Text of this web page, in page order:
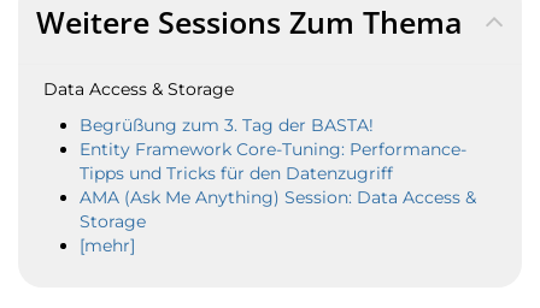
Weitere Sessions Zum Thema
Data Access & Storage
Begrüßung zum 3. Tag der BASTA!
Entity Framework Core-Tuning: Performance-
Tipps und Tricks für den Datenzugriff
AMA (Ask Me Anything) Session: Data Access &
Storage
[mehr]